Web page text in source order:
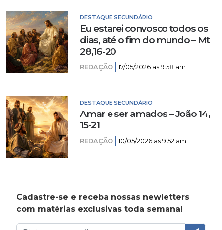
DESTAQUE SECUNDÁRIO
Eu estarei convosco todos os
dias, até o fim do mundo – Mt
28,16-20
REDAÇÃO 17/05/2026 as 9:58 am
DESTAQUE SECUNDÁRIO
Amar e ser amados – João 14,
15-21
REDAÇÃO 10/05/2026 as 9:52 am
Cadastre-se e receba nossas newletters
com matérias exclusivas toda semana!